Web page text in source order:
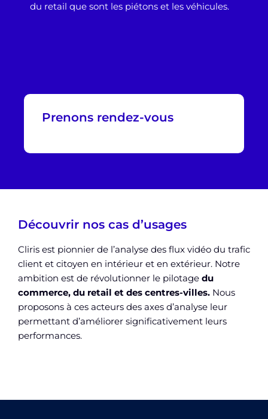
du retail que sont les piétons et les véhicules.
Prenons rendez-vous
Découvrir nos cas d’usages
Cliris est pionnier de l’analyse des flux vidéo du trafic
client et citoyen en intérieur et en extérieur. Notre
ambition est de révolutionner le pilotage du
commerce, du retail et des centres-villes. Nous
proposons à ces acteurs des axes d’analyse leur
permettant d’améliorer significativement leurs
performances.